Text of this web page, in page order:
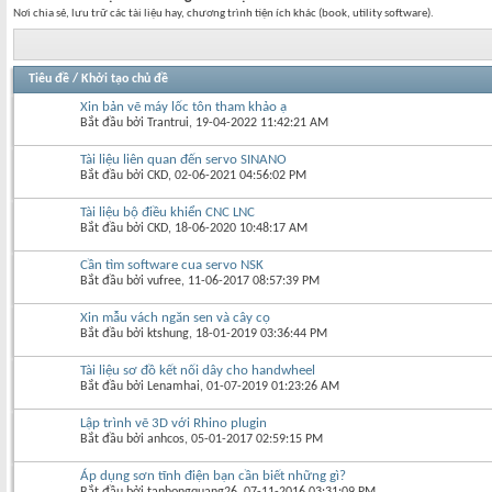
Nơi chia sẻ, lưu trữ các tài liệu hay, chương trình tiện ích khác (book, utility software).
Tiêu đề / Khởi tạo chủ đề
Xin bản vẽ máy lốc tôn tham khảo ạ
Bắt đầu bởi Trantrui‎, 19-04-2022 11:42:21 AM
Tài liệu liên quan đến servo SINANO
Bắt đầu bởi CKD‎, 02-06-2021 04:56:02 PM
Tài liệu bộ điều khiển CNC LNC
Bắt đầu bởi CKD‎, 18-06-2020 10:48:17 AM
Cần tìm software cua servo NSK
Bắt đầu bởi vufree‎, 11-06-2017 08:57:39 PM
Xin mẫu vách ngăn sen và cây cọ
Bắt đầu bởi ktshung‎, 18-01-2019 03:36:44 PM
Tài liệu sơ đồ kết nối dây cho handwheel
Bắt đầu bởi Lenamhai‎, 01-07-2019 01:23:26 AM
Lập trình vẽ 3D với Rhino plugin
Bắt đầu bởi anhcos‎, 05-01-2017 02:59:15 PM
Áp dụng sơn tĩnh điện bạn cần biết những gì?